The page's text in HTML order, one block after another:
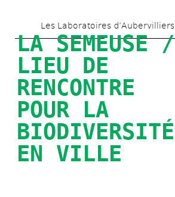
to
main
content
Les Laboratoires d’Aubervilliers
LA SEMEUSE /
LIEU DE
RENCONTRE
POUR LA
BIODIVERSITÉ
EN VILLE